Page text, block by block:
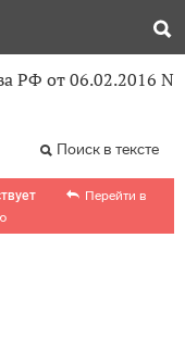
РФ от 06.02.2016 N
Поиск в тексте
Перейти в